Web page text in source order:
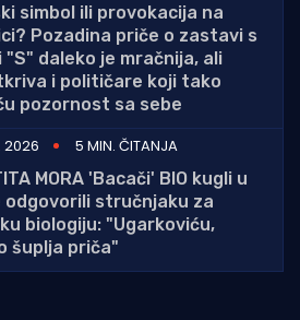
simbol ili provokacija na
Pozadina priče o zastavi s
daleko je mračnija, ali
i političare koji tako
pozornost sa sebe
2026
5 MIN. ČITANJA
MORA 'Bacači' BIO kugli u
odgovorili stručnjaku za
biologiju: "Ugarkoviću,
šuplja priča"